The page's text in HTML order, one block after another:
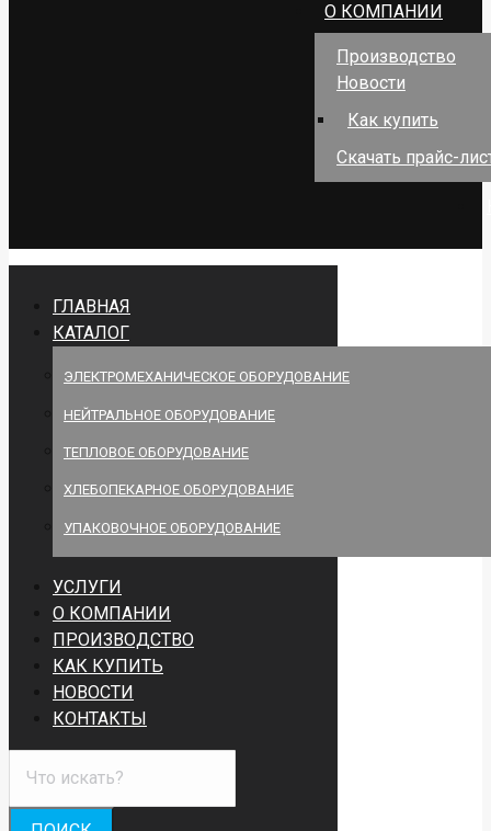
О КОМПАНИИ
Производство
Новости
Как купить
Скачать прайс-
ГЛАВНАЯ
КАТАЛОГ
ЭЛЕКТРОМЕХАНИЧЕСКОЕ ОБОРУДОВАНИЕ
НЕЙТРАЛЬНОЕ ОБОРУДОВАНИЕ
ТЕПЛОВОЕ ОБОРУДОВАНИЕ
ХЛЕБОПЕКАРНОЕ ОБОРУДОВАНИЕ
УПАКОВОЧНОЕ ОБОРУДОВАНИЕ
УСЛУГИ
О КОМПАНИИ
ПРОИЗВОДСТВО
КАК КУПИТЬ
НОВОСТИ
КОНТАКТЫ